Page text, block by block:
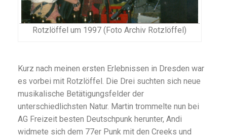
Rotzlöffel um 1997 (Foto Archiv Rotzlöffel)
Kurz nach meinen ersten Erlebnissen in Dresden war
es vorbei mit Rotzlöffel. Die Drei suchten sich neue
musikalische Betätigungsfelder der
unterschiedlichsten Natur. Martin trommelte nun bei
AG Freizeit besten Deutschpunk herunter, Andi
widmete sich dem 77er Punk mit den Creeks und